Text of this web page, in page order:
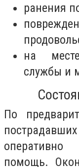
ранения
на
службы и
По
помощь.